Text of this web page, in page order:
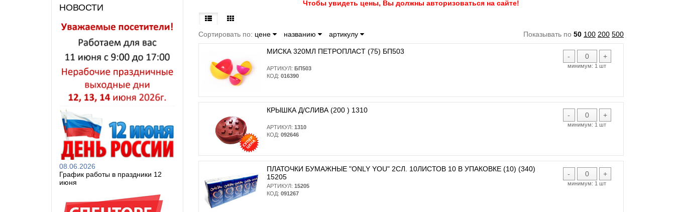
НОВОСТИ
08.06.2026
График работы в праздники 12
июня
Чтобы увидеть цены, Вы должны авторизоваться на сайте!
Сортировать по: цене названию артикулу Показывать по 50 100 200 500
- +
минимум: 1 шт
МИСКА 320МЛ ПЕТРОПЛАСТ (75) БП503
АРТИКУЛ: БП503
КОД: 016390
- +
минимум: 1 шт
КРЫШКА Д/СЛИВА (200 ) 1310
АРТИКУЛ: 1310
КОД: 092646
- +
минимум: 1 шт
ПЛАТОЧКИ БУМАЖНЫЕ "ONLY YOU" 2СЛ. 10ЛИСТОВ 10 В УПАКОВКЕ (10) (340)
15205
АРТИКУЛ: 15205
КОД: 091267